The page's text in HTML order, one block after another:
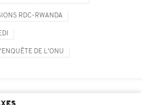
RDC-RWANDA
DE L'ONU